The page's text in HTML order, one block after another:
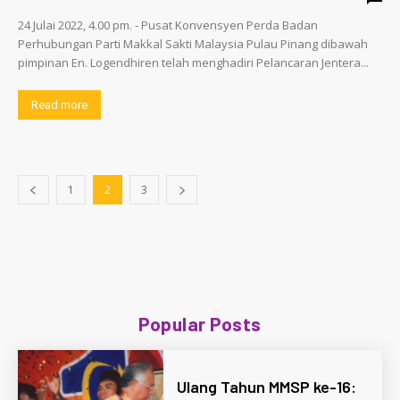
24 Julai 2022, 4.00 pm. - Pusat Konvensyen Perda Badan
Perhubungan Parti Makkal Sakti Malaysia Pulau Pinang dibawah
pimpinan En. Logendhiren telah menghadiri Pelancaran Jentera...
Read more
1 2 3
Popular Posts
Ulang Tahun MMSP ke-16: